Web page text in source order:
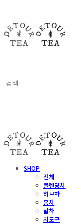
SHOP
전체
블렌딩차
허브차
홍차
말차
차도구